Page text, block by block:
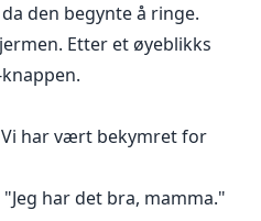
den begynte å ringe.
Etter et øyeblikks
har vært bekymret for
har det bra, mamma."